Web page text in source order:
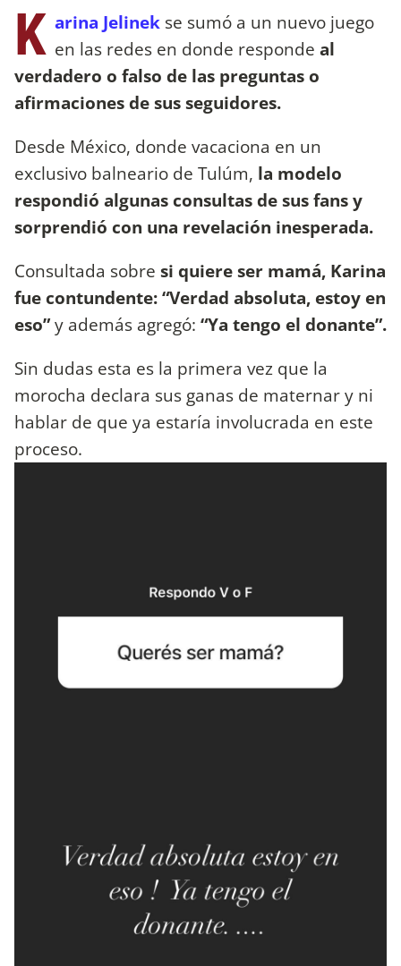
K arina Jelinek se sumó a un nuevo juego
en las redes en donde responde al
verdadero o falso de las preguntas o
afirmaciones de sus seguidores.
Desde México, donde vacaciona en un
exclusivo balneario de Tulúm, la modelo
respondió algunas consultas de sus fans y
sorprendió con una revelación inesperada.
Consultada sobre si quiere ser mamá, Karina
fue contundente: “Verdad absoluta, estoy en
eso”y además agregó: “Ya tengo el donante”.
Sin dudas esta es la primera vez que la
morocha declara sus ganas de maternar y ni
hablar de que ya estaría involucrada en este
proceso.